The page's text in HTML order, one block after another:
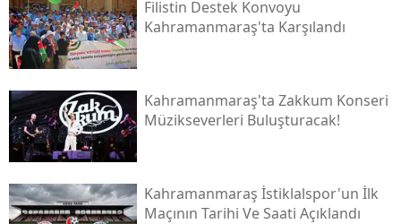
Filistin Destek Konvoyu
Kahramanmaraş'ta Karşılandı
Kahramanmaraş'ta Zakkum Konseri
Müzikseverleri Buluşturacak!
Kahramanmaraş İstiklalspor'un İlk
Maçının Tarihi Ve Saati Açıklandı